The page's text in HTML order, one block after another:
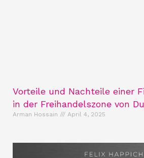
Vorteile und Nachteile einer
in der Freihandelszone von
Arman Hossain April 4, 2025